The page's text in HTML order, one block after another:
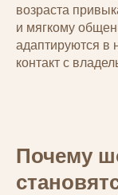
возраста
и мягкому
адаптируются в
контакт с
Почему